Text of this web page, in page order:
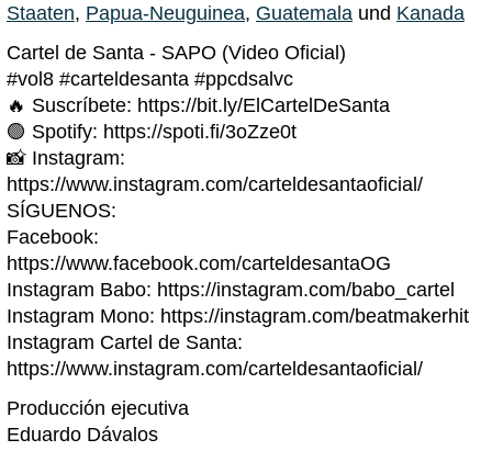
Staaten, Papua-Neuguinea, Guatemala und Kanada
Cartel de Santa - SAPO (Video Oficial)
#vol8 #carteldesanta #ppcdsalvc
🔥 Suscríbete: https://bit.ly/ElCartelDeSanta
🟢 Spotify: https://spoti.fi/3oZze0t
📸 Instagram:
https://www.instagram.com/carteldesantaoficial/
SÍGUENOS:
Facebook:
https://www.facebook.com/carteldesantaOG
Instagram Babo: https://instagram.com/babo_cartel
Instagram Mono: https://instagram.com/beatmakerhit
Instagram Cartel de Santa:
https://www.instagram.com/carteldesantaoficial/
Producción ejecutiva
Eduardo Dávalos